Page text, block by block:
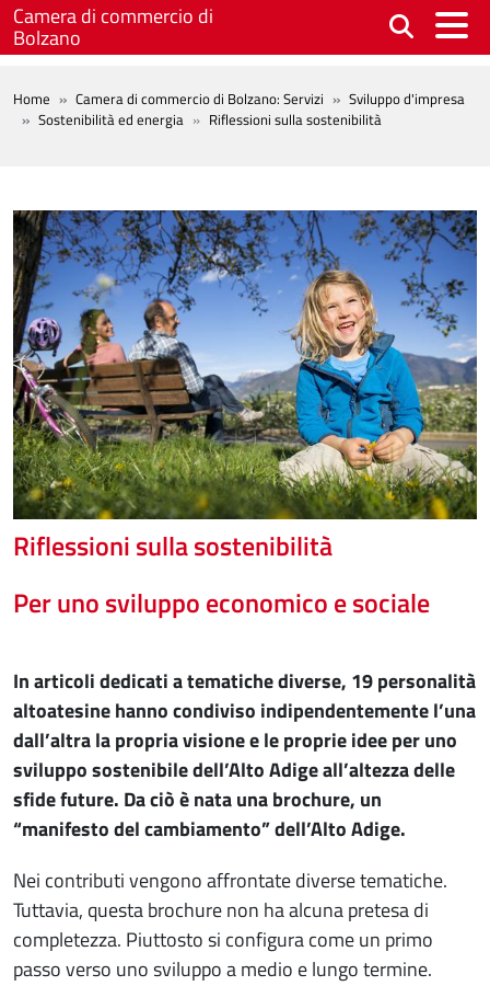
Salta al contenuto principale
Camera di commercio di
Bolzano
BREADCRUMB
Home Camera di commercio di Bolzano: Servizi
Sviluppo d'impresa
Sostenibilità ed energia
Riflessioni sulla sostenibilità
Riflessioni sulla sostenibilità
Per uno sviluppo economico e sociale
In articoli dedicati a tematiche diverse, 19 personalità
altoatesine hanno condiviso indipendentemente l’una
dall’altra la propria visione e le proprie idee per uno
sviluppo sostenibile dell’Alto Adige all’altezza delle
sfide future. Da ciò è nata una brochure, un
“manifesto del cambiamento” dell’Alto Adige.
Nei contributi vengono affrontate diverse tematiche.
Tuttavia, questa brochure non ha alcuna pretesa di
completezza. Piuttosto si configura come un primo
passo verso uno sviluppo a medio e lungo termine.